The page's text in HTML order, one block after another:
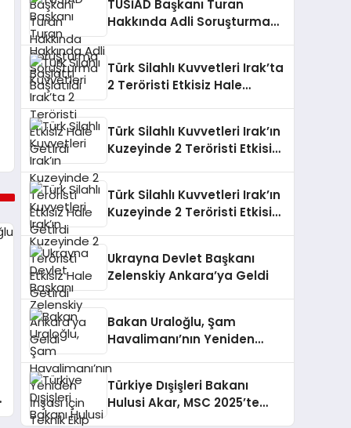
TÜSİAD Başkanı Turan
Hakkında Adli Soruşturma
Türk Silahlı Kuvvetleri Irak’ta
2 Teröristi Etkisiz Hale
Türk Silahlı Kuvvetleri Irak’ın
Kuzeyinde 2 Teröristi Etkisiz
Türk Silahlı Kuvvetleri Irak’ın
Kuzeyinde 2 Teröristi Etkisiz
Ukrayna Devlet Başkanı
Zelenskiy Ankara’ya Geldi
Bakan Uraloğlu, Şam
Havalimanı’nın Yeniden
Türkiye Dışişleri Bakanı
Hulusi Akar, MSC 2025’te